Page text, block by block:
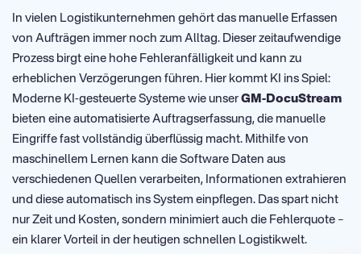
In vielen Logistikunternehmen gehört das manuelle Erfassen
von Aufträgen immer noch zum Alltag. Dieser zeitaufwendige
Prozess birgt eine hohe Fehleranfälligkeit und kann zu
erheblichen Verzögerungen führen. Hier kommt KI ins Spiel:
Moderne KI-gesteuerte Systeme wie unser GM-DocuStream
bieten eine automatisierte Auftragserfassung, die manuelle
Eingriffe fast vollständig überflüssig macht. Mithilfe von
maschinellem Lernen kann die Software Daten aus
verschiedenen Quellen verarbeiten, Informationen extrahieren
und diese automatisch ins System einpflegen. Das spart nicht
nur Zeit und Kosten, sondern minimiert auch die Fehlerquote –
ein klarer Vorteil in der heutigen schnellen Logistikwelt.